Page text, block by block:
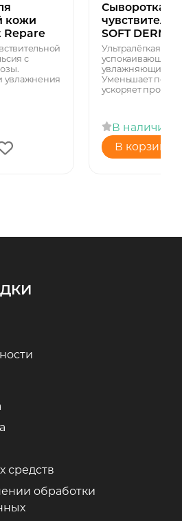
кожи
Repare
с
увлажнения
Сыворотка
SOFT DERM
Ультралёгкая
успокаивающим,
увлажняющим
Уменьшает
ускоряет процес...
В наличии
В корзину
средств
обработки